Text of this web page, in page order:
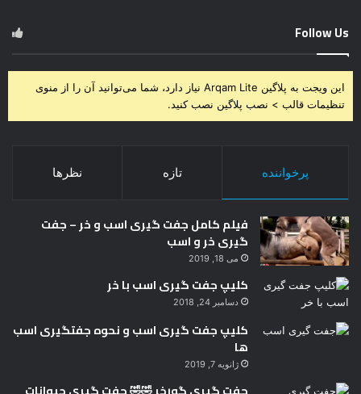
Follow Us
این ویجت به پلاگین Arqam Lite نیاز دارد، شما می‌توانید آن را از منوی
تنظیمات قالب > نصب پلاگین نصب کنید.
پرخواننده تازه نظرها
فیلم کامل جفت گیری اسب و خر – جفت
گیری خر و اسب
می 18, 2019
کلیپ جفت گیری اسب با خر
دسامبر 24, 2018
کلیپ جفت گیری اسب و نحوه جفتگیری اسب
ها
ژانویه 7, 2019